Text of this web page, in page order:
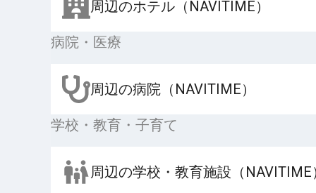
周辺のホテル（NAVITIME）
病院・医療
周辺の病院（NAVITIME）
学校・教育・子育て
周辺の学校・教育施設（NAVITIME